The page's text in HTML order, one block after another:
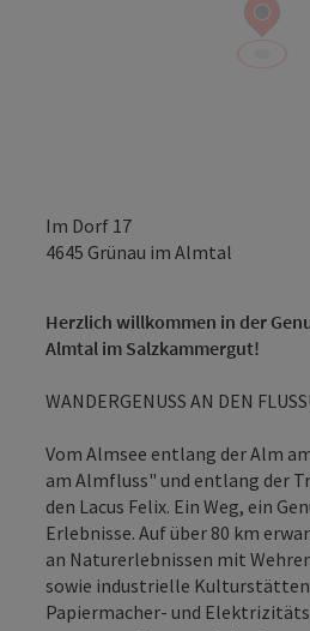
Im Dorf 17
4645 Grünau im Almtal
Herzlich willkommen in der
Almtal im Salzkammergut!
WANDERGENUSS AN DEN
Vom Almsee entlang der Alm
am Almfluss" und entlang der
den Lacus Felix. Ein Weg, ein
Erlebnisse. Auf über 80 km
an Naturerlebnissen mit
sowie industrielle Kulturstätten
Papiermacher- und